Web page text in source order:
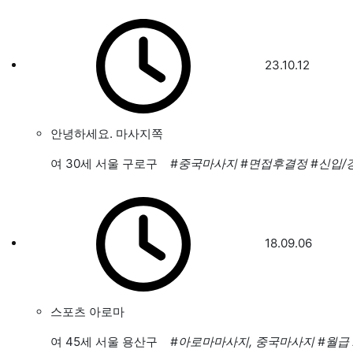
23.10.12
안녕하세요. 마사지쪽
여 30세 서울 구로구 #중국마사지 #면접후결정 #신입/
18.09.06
스포츠 아로마
여 45세 서울 용산구 #아로마마사지, 중국마사지 #월급